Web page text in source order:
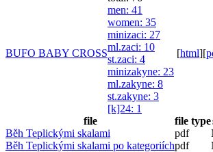
BUFO BABY CROSS
men: 41
women: 35
minizaci: 27
ml.zaci: 10
st.zaci: 4
minizakyne: 23
ml.zakyne: 8
st.zakyne: 3
[k]24: 1
[html][
file file type
Běh Teplickými skalami
pdf
Běh Teplickými skalami po kategoriíchpdf